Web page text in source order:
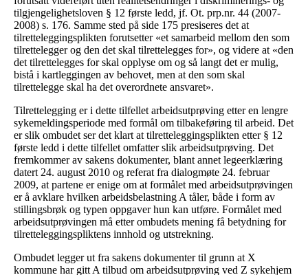
tilgjengelighetsloven § 12 første ledd, jf. Ot. prp.nr. 44 (2007-
2008) s. 176. Samme sted på side 175 presiseres det at
tilretteleggingsplikten forutsetter «et samarbeid mellom den som
tilrettelegger og den det skal tilrettelegges for», og videre at «den
det tilrettelegges for skal opplyse om og så langt det er mulig,
bistå i kartleggingen av behovet, men at den som skal
tilrettelegge skal ha det overordnete ansvaret».
Tilrettelegging er i dette tilfellet arbeidsutprøving etter en lengre
sykemeldingsperiode med formål om tilbakeføring til arbeid. Det
er slik ombudet ser det klart at tilretteleggingsplikten etter § 12
første ledd i dette tilfellet omfatter slik arbeidsutprøving. Det
fremkommer av sakens dokumenter, blant annet legeerklæring
datert 24. august 2010 og referat fra dialogmøte 24. februar
2009, at partene er enige om at formålet med arbeidsutprøvingen
er å avklare hvilken arbeidsbelastning A tåler, både i form av
stillingsbrøk og typen oppgaver hun kan utføre. Formålet med
arbeidsutprøvingen må etter ombudets mening få betydning for
tilretteleggingspliktens innhold og utstrekning.
Ombudet legger ut fra sakens dokumenter til grunn at X
kommune har gitt A tilbud om arbeidsutprøving ved Z sykehjem